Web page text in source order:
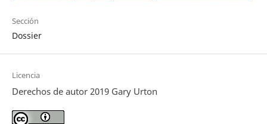
Sección
Dossier
Licencia
Derechos de autor 2019 Gary Urton